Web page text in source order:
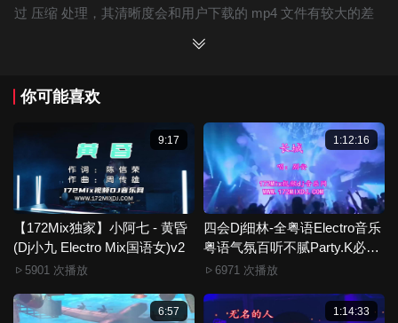
过 压缩 处理，其清晰度会和用户下载的 mp4 文件有较大的差
保证高清晰。
3.如果你喜欢 《【172Mix独家】周杰伦 - 一路向北(Dj阿恺
Electro Mix国语男)》，赶快介绍给你的朋友，一起来分享！
4.如果您发现 《【172Mix独家】周杰伦 - 一路向北(Dj阿恺
Electro Mix国语男)》视频存在分类错误，清晰度不够或无法播
放的问题，请点击这里进行 我要纠错， 谢谢！
5.172Mix舞曲视频网禁止发布违规违法的信息，若您发现有相
关违规违法内容，请点击这里进行 举报投诉 ，一旦核实，平台
将严肃处理！！
有。因平台无法一一准确审核资源的真实合法拥有者，如有侵
你可能喜欢
9:17
【172Mix独家】小阿七 - 黄昏
(Dj小九 Electro Mix国语女)v2
5901 次播放
1:12:16
四会Dj细林-全粤语Electro音乐
粤语气氛百听不腻Party.K必备
专辑172Mix串烧
6971 次播放
6:57 1:14:33